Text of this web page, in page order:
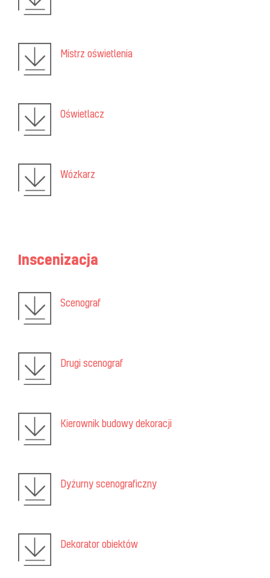
Mistrz oświetlenia
Oświetlacz
Wózkarz
Inscenizacja
Scenograf
Drugi scenograf
Kierownik budowy dekoracji
Dyżurny scenograficzny
Dekorator obiektów